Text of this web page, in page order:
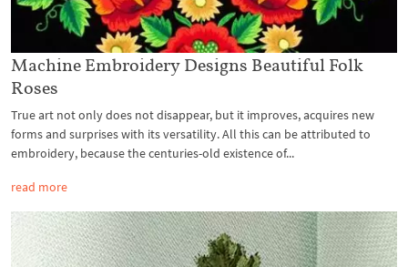
Machine Embroidery Designs Beautiful Folk
Roses
True art not only does not disappear, but it improves, acquires new
forms and surprises with its versatility. All this can be attributed to
embroidery, because the centuries-old existence of...
read more